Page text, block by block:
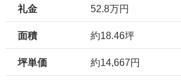
礼金 52.8万円
面積 約18.46坪
坪単価 約14,667円